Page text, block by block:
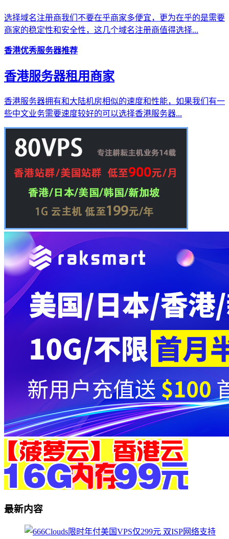
选择域名注册商我们不要在乎商家多便宜，更为在乎的是需要
商家的稳定性和安全性，这几个域名注册商值得选择...
香港优秀服务器推荐
香港服务器租用商家
香港服务器拥有和大陆机房相似的速度和性能，如果我们有一
些中文业务需要速度较好的可以选择香港服务器...
最新内容